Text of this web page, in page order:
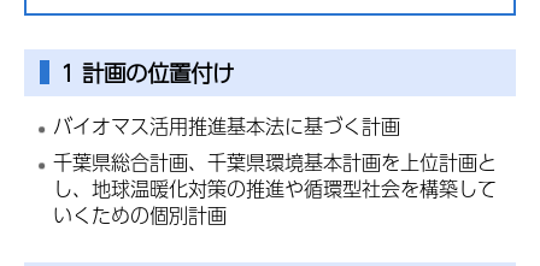
1 計画の位置付け
バイオマス活用推進基本法に基づく計画
千葉県総合計画、千葉県環境基本計画を上位計画と
し、地球温暖化対策の推進や循環型社会を構築して
いくための個別計画